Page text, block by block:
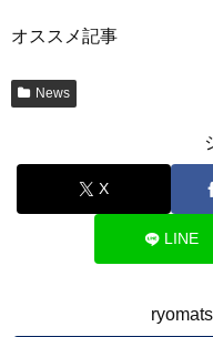
オススメ記事
News
X
LINE